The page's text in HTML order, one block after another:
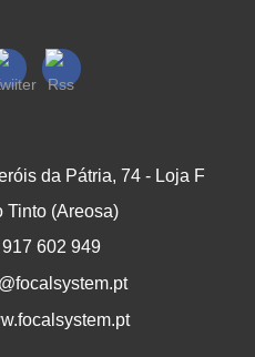
da Pátria, 74 - Loja F
Tinto (Areosa)
917 602 949